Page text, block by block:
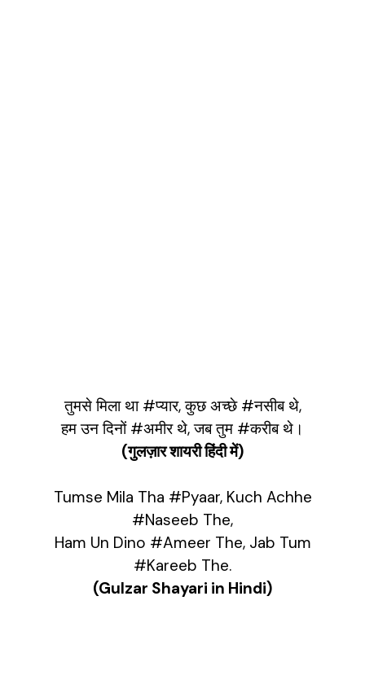
तुमसे मिला था #प्यार, कुछ अच्छे #नसीब थे,
हम उन दिनों #अमीर थे, जब तुम #करीब थे।
(गुलज़ार शायरी हिंदी में)
Tumse Mila Tha #Pyaar, Kuch Achhe
#Naseeb The,
Ham Un Dino #Ameer The, Jab Tum
#Kareeb The.
(Gulzar Shayari in Hindi)